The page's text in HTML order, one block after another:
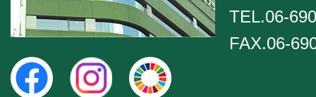
TEL.06-
FAX.06-